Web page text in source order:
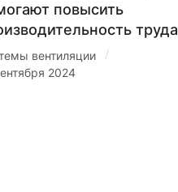
повысить
труда
вентиляции /
2024